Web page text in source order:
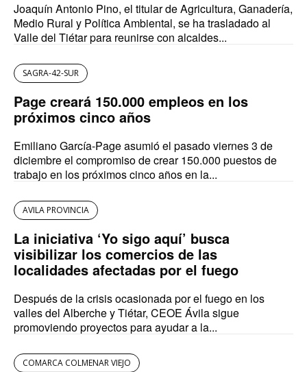
Joaquín Antonio Pino, el titular de Agricultura, Ganadería,
Medio Rural y Política Ambiental, se ha trasladado al
Valle del Tiétar para reunirse con alcaldes...
SAGRA-42-SUR
Page creará 150.000 empleos en los
próximos cinco años
Emiliano García-Page asumió el pasado viernes 3 de
diciembre el compromiso de crear 150.000 puestos de
trabajo en los próximos cinco años en la...
AVILA PROVINCIA
La iniciativa ‘Yo sigo aquí’ busca
visibilizar los comercios de las
localidades afectadas por el fuego
Después de la crisis ocasionada por el fuego en los
valles del Alberche y Tiétar, CEOE Ávila sigue
promoviendo proyectos para ayudar a la...
COMARCA COLMENAR VIEJO